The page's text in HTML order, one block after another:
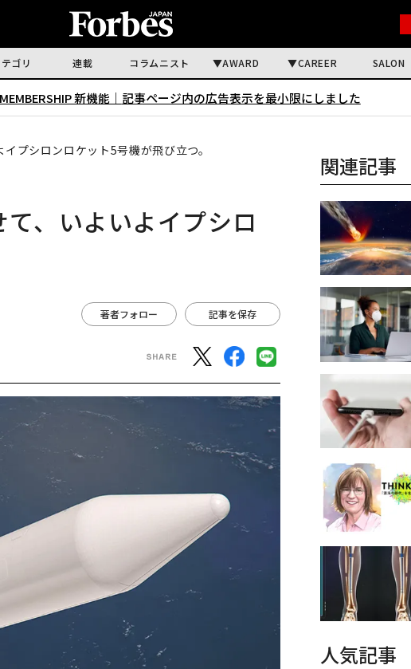
ゴリ 連載 コラムニスト AWARD CAREER SALON
新機能｜ 記事ページ内の広告表示を最小限にしました
プシロンロケット5号機が飛び立つ。
、いよいよイプシロ
著者フォロー 記事を保存
関連記事
人気記事